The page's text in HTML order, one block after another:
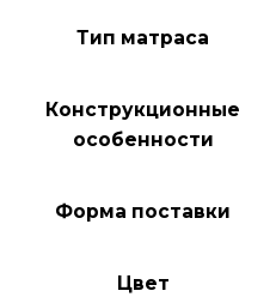
Тип матраса
Конструкционные
особенности
Форма поставки
Цвет